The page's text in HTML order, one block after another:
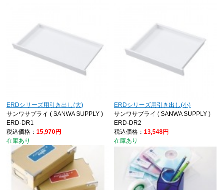
ERDシリーズ用引き出し(大)
サンワサプライ ( SANWA SUPPLY )
ERD-DR1
税込価格： 15,970円
在庫あり
ERDシリーズ用引き出し(小)
サンワサプライ ( SANWA SUPPLY )
ERD-DR2
税込価格： 13,548円
在庫あり